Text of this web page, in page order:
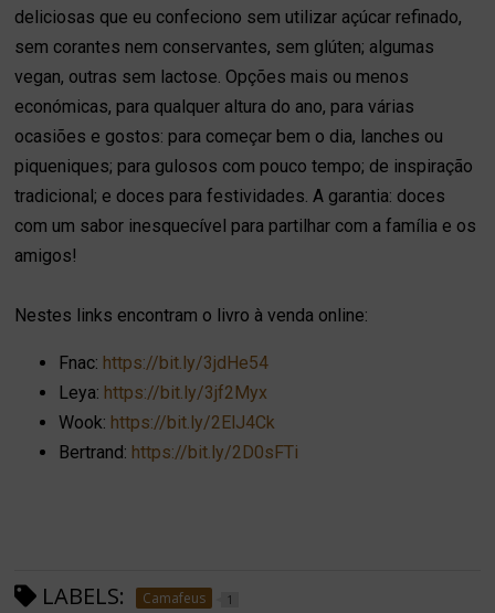
deliciosas que eu confeciono sem utilizar açúcar refinado,
sem corantes nem conservantes, sem glúten; algumas
vegan, outras sem lactose. Opções mais ou menos
económicas, para qualquer altura do ano, para várias
ocasiões e gostos: para começar bem o dia, lanches ou
piqueniques; para gulosos com pouco tempo; de inspiração
tradicional; e doces para festividades. A garantia: doces
com um sabor inesquecível para partilhar com a família e os
amigos!
Nestes links encontram o livro à venda online:
Fnac: https://bit.ly/3jdHe54
Leya: https://bit.ly/3jf2Myx
Wook: https://bit.ly/2ElJ4Ck
Bertrand: https://bit.ly/2D0sFTi
LABELS: Camafeus 1